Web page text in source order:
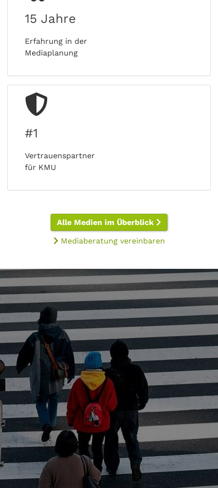
15 Jahre
Erfahrung in der
Mediaplanung
#1
Vertrauenspartner
für KMU
Alle Medien im Überblick
Mediaberatung vereinbaren